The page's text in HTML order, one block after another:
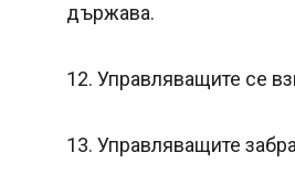
държава.
12. Управляващите се
13. Управляващите